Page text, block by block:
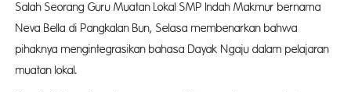
Salah Seorang Guru Muatan Lokal SMP Indah Makmur bernama
Neva Bella di Pangkalan Bun, Selasa membenarkan bahwa
pihaknya mengintegrasikan bahasa Dayak Ngaju dalam pelajaran
muatan lokal.